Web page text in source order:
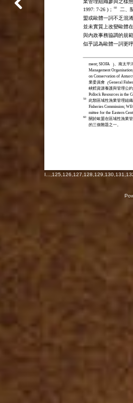
業管理組織參與之樣
1997: 7-26 )； 60
二、
盟或歐體一詞不乏混
並未實質上改變歐體
與內政事務協調的規
似乎認為歐體一詞更
ment; SIOFA )、南太平
Management
on Conservation of
業委員會 (General
峽鱈資源養護與管理公約
Pollock Resources in the
59
此類區域性漁業管理組
Fisheries Commission;
mittee for the Eastern
60
關於歐盟在區域性漁業
的三個難題之一。
I 125 126 127 128 129 130 131